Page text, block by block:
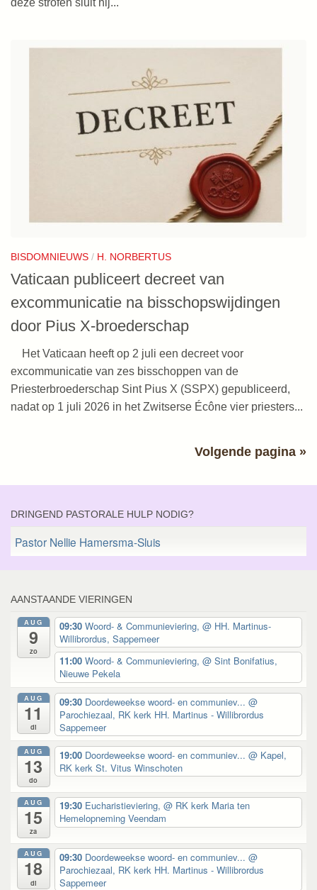
deze strofen sluit hij...
BISDOMNIEUWS / H. NORBERTUS
Vaticaan publiceert decreet van
excommunicatie na bisschopswijdingen
door Pius X-broederschap
Het Vaticaan heeft op 2 juli een decreet voor
excommunicatie van zes bisschoppen van de
Priesterbroederschap Sint Pius X (SSPX) gepubliceerd,
nadat op 1 juli 2026 in het Zwitserse Écône vier priesters...
Volgende pagina »
DRINGEND PASTORALE HULP NODIG?
Pastor Nellie Hamersma-Sluis
AANSTAANDE VIERINGEN
AUG
9
zo
09:30 Woord- & Communieviering, @ HH. Martinus-
Willibrordus, Sappemeer
11:00 Woord- & Communieviering, @ Sint Bonifatius,
Nieuwe Pekela
AUG
11
di
09:30 Doordeweekse woord- en communiev... @
Parochiezaal, RK kerk HH. Martinus - Willibrordus
Sappemeer
AUG
13
do
19:00 Doordeweekse woord- en communiev... @ Kapel,
RK kerk St. Vitus Winschoten
AUG
15
za
19:30 Eucharistieviering, @ RK kerk Maria ten
Hemelopneming Veendam
AUG
18
di
09:30 Doordeweekse woord- en communiev... @
Parochiezaal, RK kerk HH. Martinus - Willibrordus
Sappemeer